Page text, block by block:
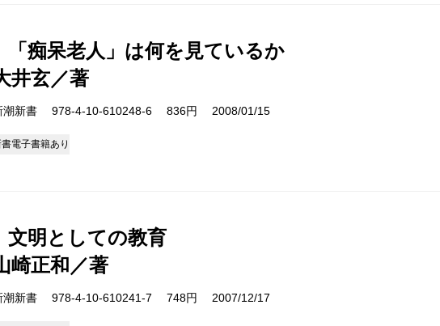
「痴呆老人」は何を見ているか
井玄／著
潮新書 978-4-10-610248-6 836円 2008/01/15
電子書籍あり
文明としての教育
崎正和／著
潮新書 978-4-10-610241-7 748円 2007/12/17